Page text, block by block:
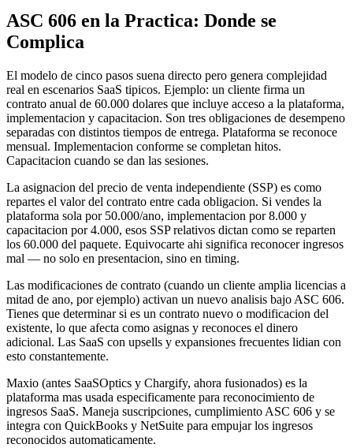
ASC 606 en la Practica: Donde se
Complica
El modelo de cinco pasos suena directo pero genera complejidad
real en escenarios SaaS tipicos. Ejemplo: un cliente firma un
contrato anual de 60.000 dolares que incluye acceso a la plataforma,
implementacion y capacitacion. Son tres obligaciones de desempeno
separadas con distintos tiempos de entrega. Plataforma se reconoce
mensual. Implementacion conforme se completan hitos.
Capacitacion cuando se dan las sesiones.
La asignacion del precio de venta independiente (SSP) es como
repartes el valor del contrato entre cada obligacion. Si vendes la
plataforma sola por 50.000/ano, implementacion por 8.000 y
capacitacion por 4.000, esos SSP relativos dictan como se reparten
los 60.000 del paquete. Equivocarte ahi significa reconocer ingresos
mal — no solo en presentacion, sino en timing.
Las modificaciones de contrato (cuando un cliente amplia licencias a
mitad de ano, por ejemplo) activan un nuevo analisis bajo ASC 606.
Tienes que determinar si es un contrato nuevo o modificacion del
existente, lo que afecta como asignas y reconoces el dinero
adicional. Las SaaS con upsells y expansiones frecuentes lidian con
esto constantemente.
Maxio (antes SaaSOptics y Chargify, ahora fusionados) es la
plataforma mas usada especificamente para reconocimiento de
ingresos SaaS. Maneja suscripciones, cumplimiento ASC 606 y se
integra con QuickBooks y NetSuite para empujar los ingresos
reconocidos automaticamente.